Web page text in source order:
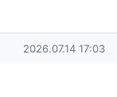
작성일
2026.07.14 17:03